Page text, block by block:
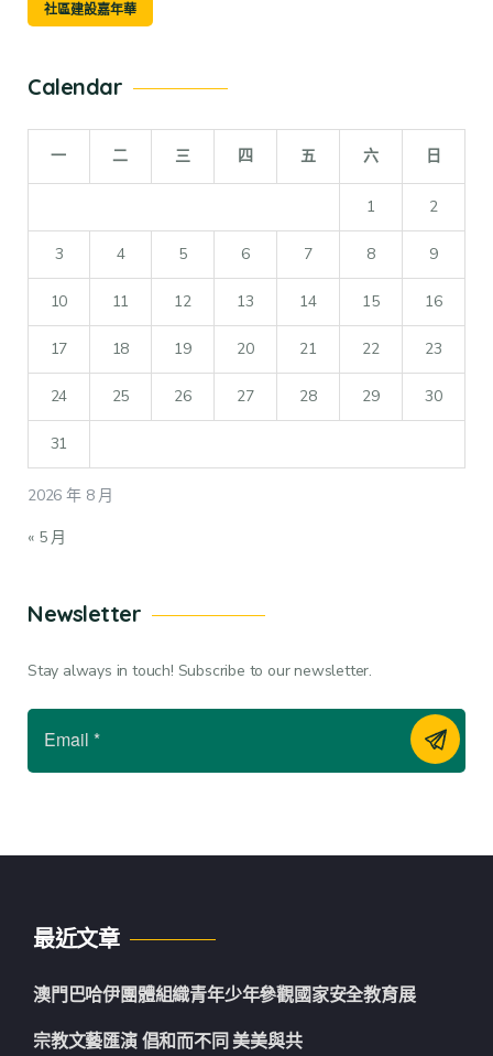
社區建設嘉年華
Calendar
2026 年 8 月
一 二 三 四 五 六 日
1 2
3 4 5 6 7 8 9
10 11 12 13 14 15 16
17 18 19 20 21 22 23
24 25 26 27 28 29 30
31
« 5 月
Newsletter
Stay always in touch! Subscribe to our newsletter.
最近文章
澳門巴哈伊團體組織青年少年參觀國家安全教育展
宗教文藝匯演 倡和而不同 美美與共